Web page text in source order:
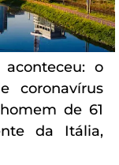
o
coronavírus
de 61
da Itália,